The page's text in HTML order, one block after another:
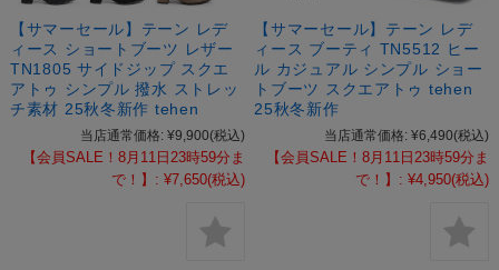
【サマーセール】テーン レデ
ィース ショートブーツ レザー
TN1805 サイドジップ スクエ
アトゥ シンプル 撥水 ストレッ
チ素材 25秋冬新作 tehen
当店通常価格: ¥9,900(税込)
【会員SALE！8月11日23時59分ま
で！】: ¥7,650(税込)
【サマーセール】テーン レデ
ィース ブーティ TN5512 ヒー
ル カジュアル シンプル ショー
トブーツ スクエアトゥ tehen
25秋冬新作
当店通常価格: ¥6,490(税込)
【会員SALE！8月11日23時59分ま
で！】: ¥4,950(税込)